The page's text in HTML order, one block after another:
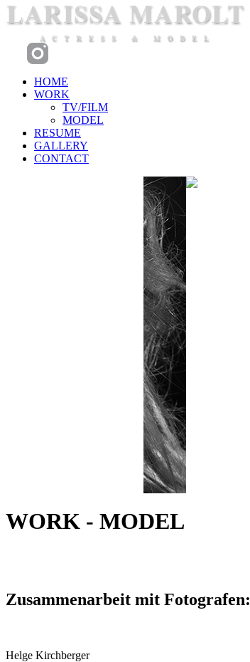
HOME
WORK
TV/FILM
MODEL
RESUME
GALLERY
CONTACT
WORK - MODEL
Zusammenarbeit mit Fotografen:
Helge Kirchberger